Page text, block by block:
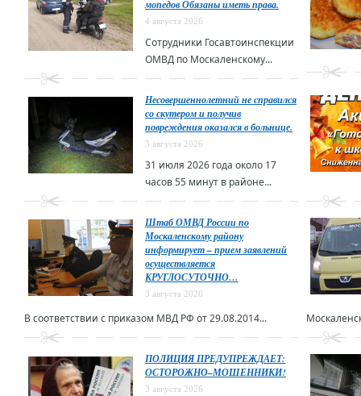
мопедов Обязаны иметь права.
4 августа 2026
Сотрудники Госавтоинспекции
ОМВД по Москаленскому...
Несовершеннолетний не справился
со скутером и получив
повреждения оказался в больнице.
3 августа 2026
31 июля 2026 года около 17
часов 55 минут в районе...
Штаб ОМВД России по
Москаленскому району
информирует – прием заявлений
осуществляется
КРУГЛОСУТОЧНО…
3 августа 2026
В соответствии с приказом МВД РФ от 29.08.2014...
ПОЛИЦИЯ ПРЕДУПРЕЖДАЕТ:
ОСТОРОЖНО–МОШЕННИКИ!
3 августа 2026